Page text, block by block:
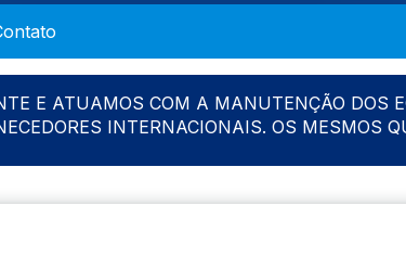
E ATUAMOS COM A MANUTENÇÃO DOS
INTERNACIONAIS. OS MESMOS